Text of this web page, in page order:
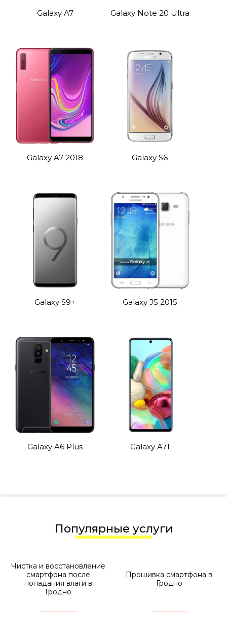
Galaxy A7 Galaxy Note 20 Ultra
Galaxy A7 2018 Galaxy S6
Galaxy S9+ Galaxy J5 2015
Galaxy A6 Plus Galaxy A71
Популярные услуги
Чистка и восстановление
смартфона после
попадания влаги в
Гродно
Прошивка смартфона в
Гродно